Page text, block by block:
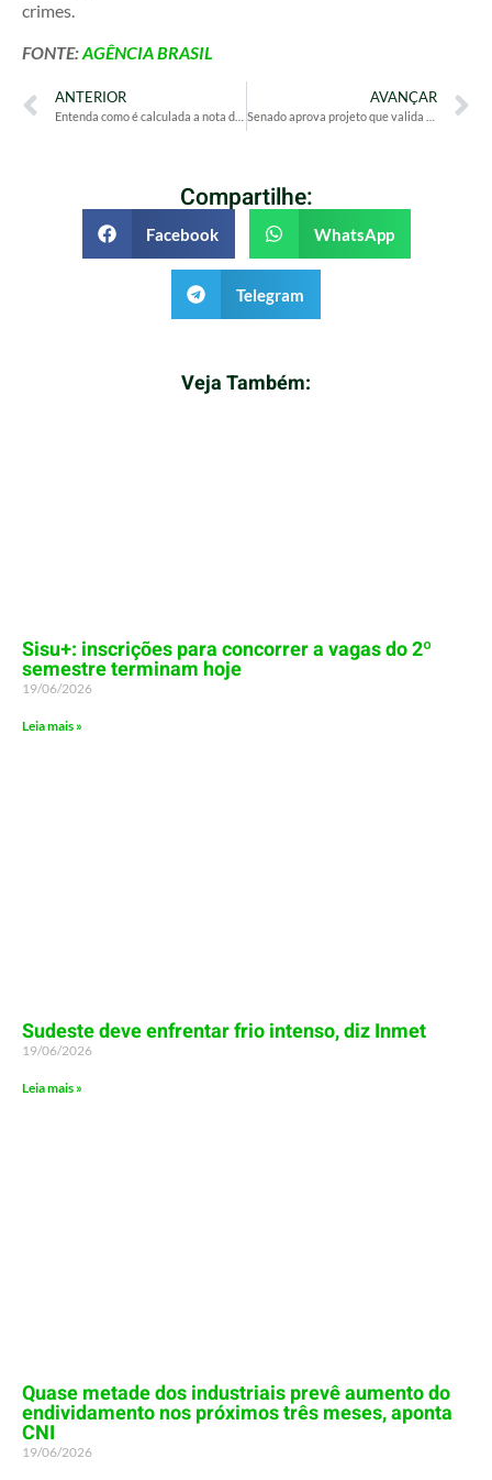
crimes.
FONTE:AGÊNCIA BRASIL
ANTERIOR AVANÇAR
Compartilhe:
Facebook WhatsApp
Telegram
Veja Também:
Sisu+: inscrições para concorrer a vagas do 2º
semestre terminam hoje
19/06/2026
Leia mais »
Sudeste deve enfrentar frio intenso, diz Inmet
19/06/2026
Leia mais »
Quase metade dos industriais prevê aumento do
endividamento nos próximos três meses, aponta
CNI
19/06/2026